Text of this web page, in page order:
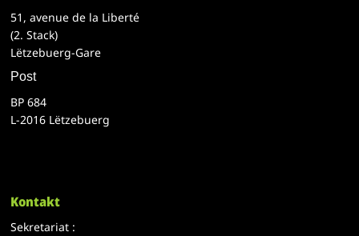
51, avenue de la Liberté
(2. Stack)
Lëtzebuerg-Gare
Post
BP 684
L-2016 Lëtzebuerg
Kontakt
Sekretariat :